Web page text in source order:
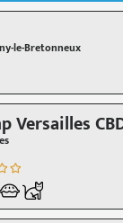
le-Bretonneux
Versailles